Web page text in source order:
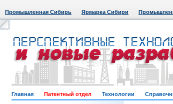
Промышленная Сибирь Ярмарка Сибири
Главная Патентный отдел Технологии